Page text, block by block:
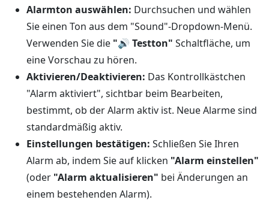
Alarmton auswählen: Durchsuchen und wählen
Sie einen Ton aus dem "Sound"-Dropdown-Menü.
Verwenden Sie die "🔊 Testton" Schaltfläche, um
eine Vorschau zu hören.
Aktivieren/Deaktivieren: Das Kontrollkästchen
"Alarm aktiviert", sichtbar beim Bearbeiten,
bestimmt, ob der Alarm aktiv ist. Neue Alarme sind
standardmäßig aktiv.
Einstellungen bestätigen: Schließen Sie Ihren
Alarm ab, indem Sie auf klicken "Alarm einstellen"
(oder "Alarm aktualisieren" bei Änderungen an
einem bestehenden Alarm).